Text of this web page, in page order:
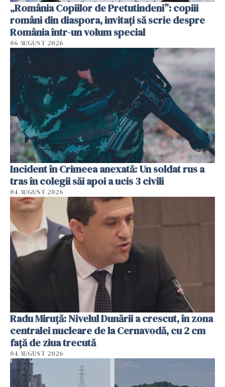
„România Copiilor de Pretutindeni”: copiii
români din diaspora, invitați să scrie despre
România într-un volum special
06 AUGUST 2026
Incident în Crimeea anexată: Un soldat rus a
tras în colegii săi apoi a ucis 3 civili
04 AUGUST 2026
Radu Miruţă: Nivelul Dunării a crescut, în zona
centralei nucleare de la Cernavodă, cu 2 cm
faţă de ziua trecută
04 AUGUST 2026